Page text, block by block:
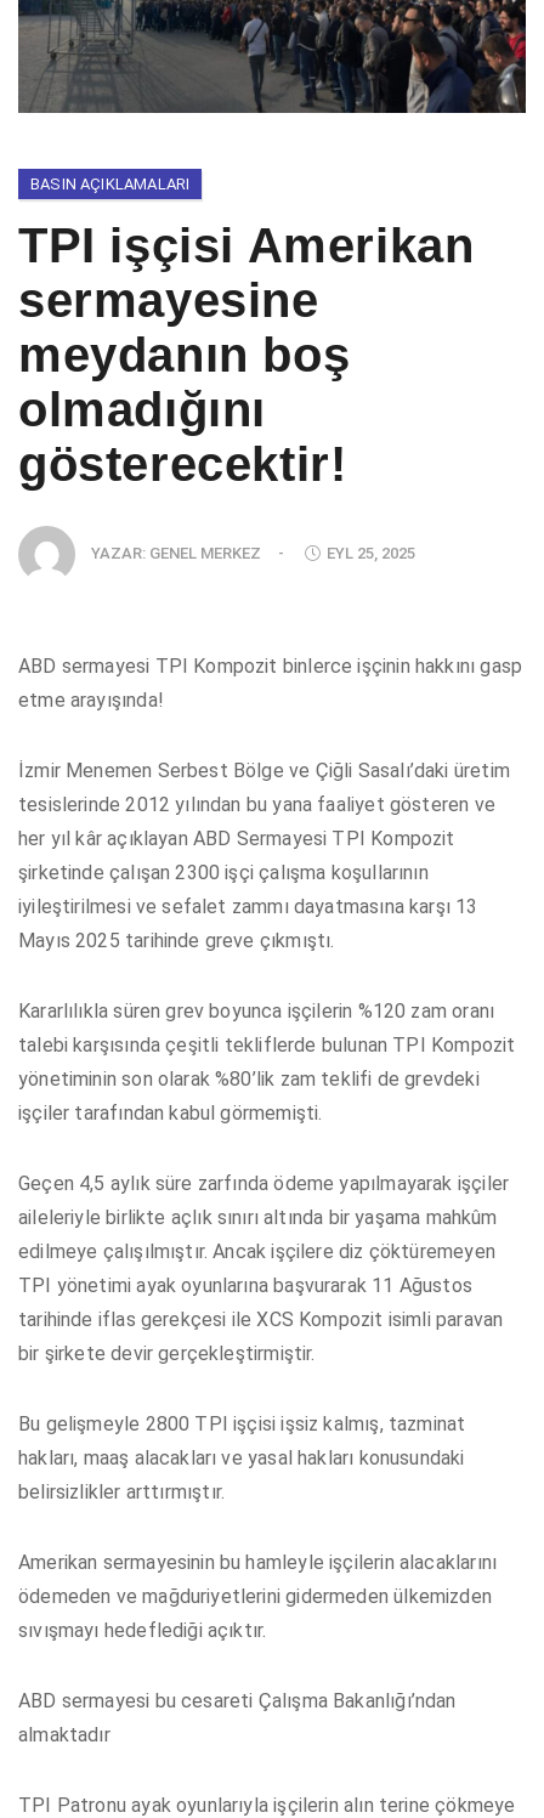
BASIN AÇIKLAMALARI
TPI işçisi Amerikan
sermayesine
meydanın boş
olmadığını
gösterecektir!
YAZAR: GENEL MERKEZ - EYL 25, 2025
ABD sermayesi TPI Kompozit binlerce işçinin hakkını gasp
etme arayışında!
İzmir Menemen Serbest Bölge ve Çiğli Sasalı’daki üretim
tesislerinde 2012 yılından bu yana faaliyet gösteren ve
her yıl kâr açıklayan ABD Sermayesi TPI Kompozit
şirketinde çalışan 2300 işçi çalışma koşullarının
iyileştirilmesi ve sefalet zammı dayatmasına karşı 13
Mayıs 2025 tarihinde greve çıkmıştı.
Kararlılıkla süren grev boyunca işçilerin %120 zam oranı
talebi karşısında çeşitli tekliflerde bulunan TPI Kompozit
yönetiminin son olarak %80’lik zam teklifi de grevdeki
işçiler tarafından kabul görmemişti.
Geçen 4,5 aylık süre zarfında ödeme yapılmayarak işçiler
aileleriyle birlikte açlık sınırı altında bir yaşama mahkûm
edilmeye çalışılmıştır. Ancak işçilere diz çöktüremeyen
TPI yönetimi ayak oyunlarına başvurarak 11 Ağustos
tarihinde iflas gerekçesi ile XCS Kompozit isimli paravan
bir şirkete devir gerçekleştirmiştir.
Bu gelişmeyle 2800 TPI işçisi işsiz kalmış, tazminat
hakları, maaş alacakları ve yasal hakları konusundaki
belirsizlikler arttırmıştır.
Amerikan sermayesinin bu hamleyle işçilerin alacaklarını
ödemeden ve mağduriyetlerini gidermeden ülkemizden
sıvışmayı hedeflediği açıktır.
ABD sermayesi bu cesareti Çalışma Bakanlığı’ndan
almaktadır
TPI Patronu ayak oyunlarıyla işçilerin alın terine çökmeye